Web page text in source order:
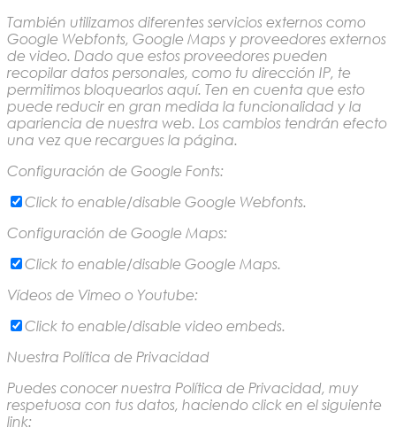
También utilizamos diferentes servicios externos como
Google Webfonts, Google Maps y proveedores externos
de video. Dado que estos proveedores pueden
recopilar datos personales, como tu dirección IP, te
permitimos bloquearlos aquí. Ten en cuenta que esto
puede reducir en gran medida la funcionalidad y la
apariencia de nuestra web. Los cambios tendrán efecto
una vez que recargues la página.
Configuración de Google Fonts:
Click to enable/disable Google Webfonts.
Configuración de Google Maps:
Click to enable/disable Google Maps.
Vídeos de Vimeo o Youtube:
Click to enable/disable video embeds.
Nuestra Política de Privacidad
Puedes conocer nuestra Política de Privacidad, muy
respetuosa con tus datos, haciendo click en el siguiente
link: